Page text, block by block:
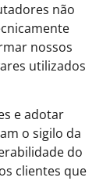
não
nossos
utilizados
e adotar
o sigilo da
do
clientes que